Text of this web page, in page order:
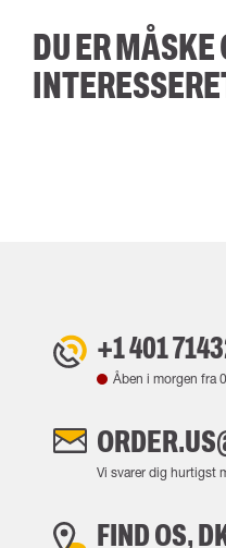
DU ER MÅSKE
+1 401
Åben i morgen fra
Vi svarer dig hurtigst
FIND OS,